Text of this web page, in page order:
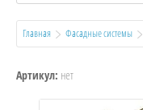
Главная Фасадные системы
Артикул: нет